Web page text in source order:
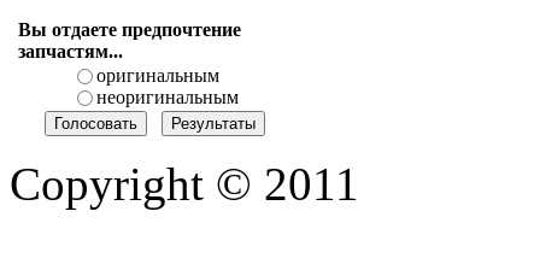
Вы отдаете предпочтение
запчастям...
оригинальным
неоригинальным
Copyright © 2011